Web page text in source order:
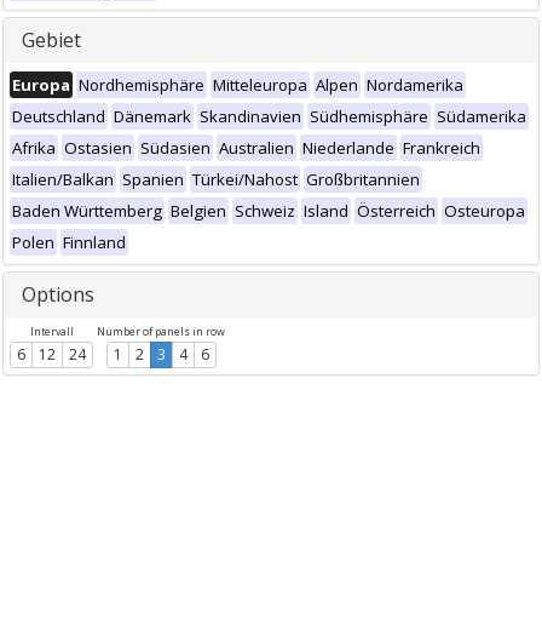
Gebiet
Europa Nordhemisphäre Mitteleuropa Alpen Nordamerika
Deutschland Dänemark Skandinavien Südhemisphäre Südamerika
Afrika Ostasien Südasien Australien Niederlande Frankreich
Italien/Balkan Spanien Türkei/Nahost Großbritannien
Baden Württemberg Belgien Schweiz Island Österreich Osteuropa
Polen Finnland
Options
Intervall
6 12 24
Number of panels in row
1 2 3 4 6